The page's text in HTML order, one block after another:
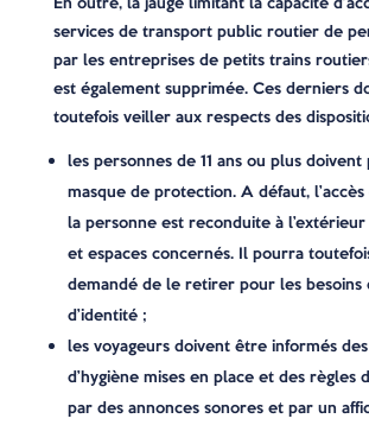
services de transport public routier de
par les entreprises de petits trains
est également supprimée. Ces derniers
toutefois veiller aux respects des
les personnes de 11 ans ou plus
masque de protection. A défaut,
la personne est reconduite à
et espaces concernés. Il pourra
demandé de le retirer pour les besoins
d’identité ;
les voyageurs doivent être informés
d’hygiène mises en place et des règles
par des annonces sonores et par un